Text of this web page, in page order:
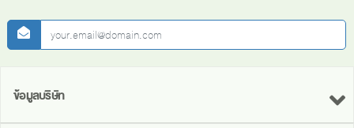
newsletter
ข้อมูลบริษัท